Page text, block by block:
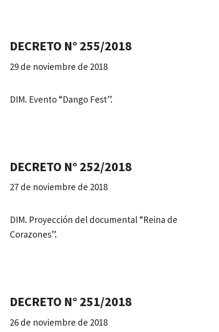
DECRETO N° 255/2018
29 de noviembre de 2018
DIM. Evento “Dango Fest”.
DECRETO N° 252/2018
27 de noviembre de 2018
DIM. Proyección del documental “Reina de
Corazones”.
DECRETO N° 251/2018
26 de noviembre de 2018